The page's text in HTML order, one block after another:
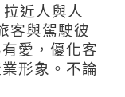
近人與人
客與駕駛彼
愛，優化客
形象。不論